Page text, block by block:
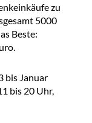
zu
5000
Beste:
bis Januar
bis 20 Uhr,